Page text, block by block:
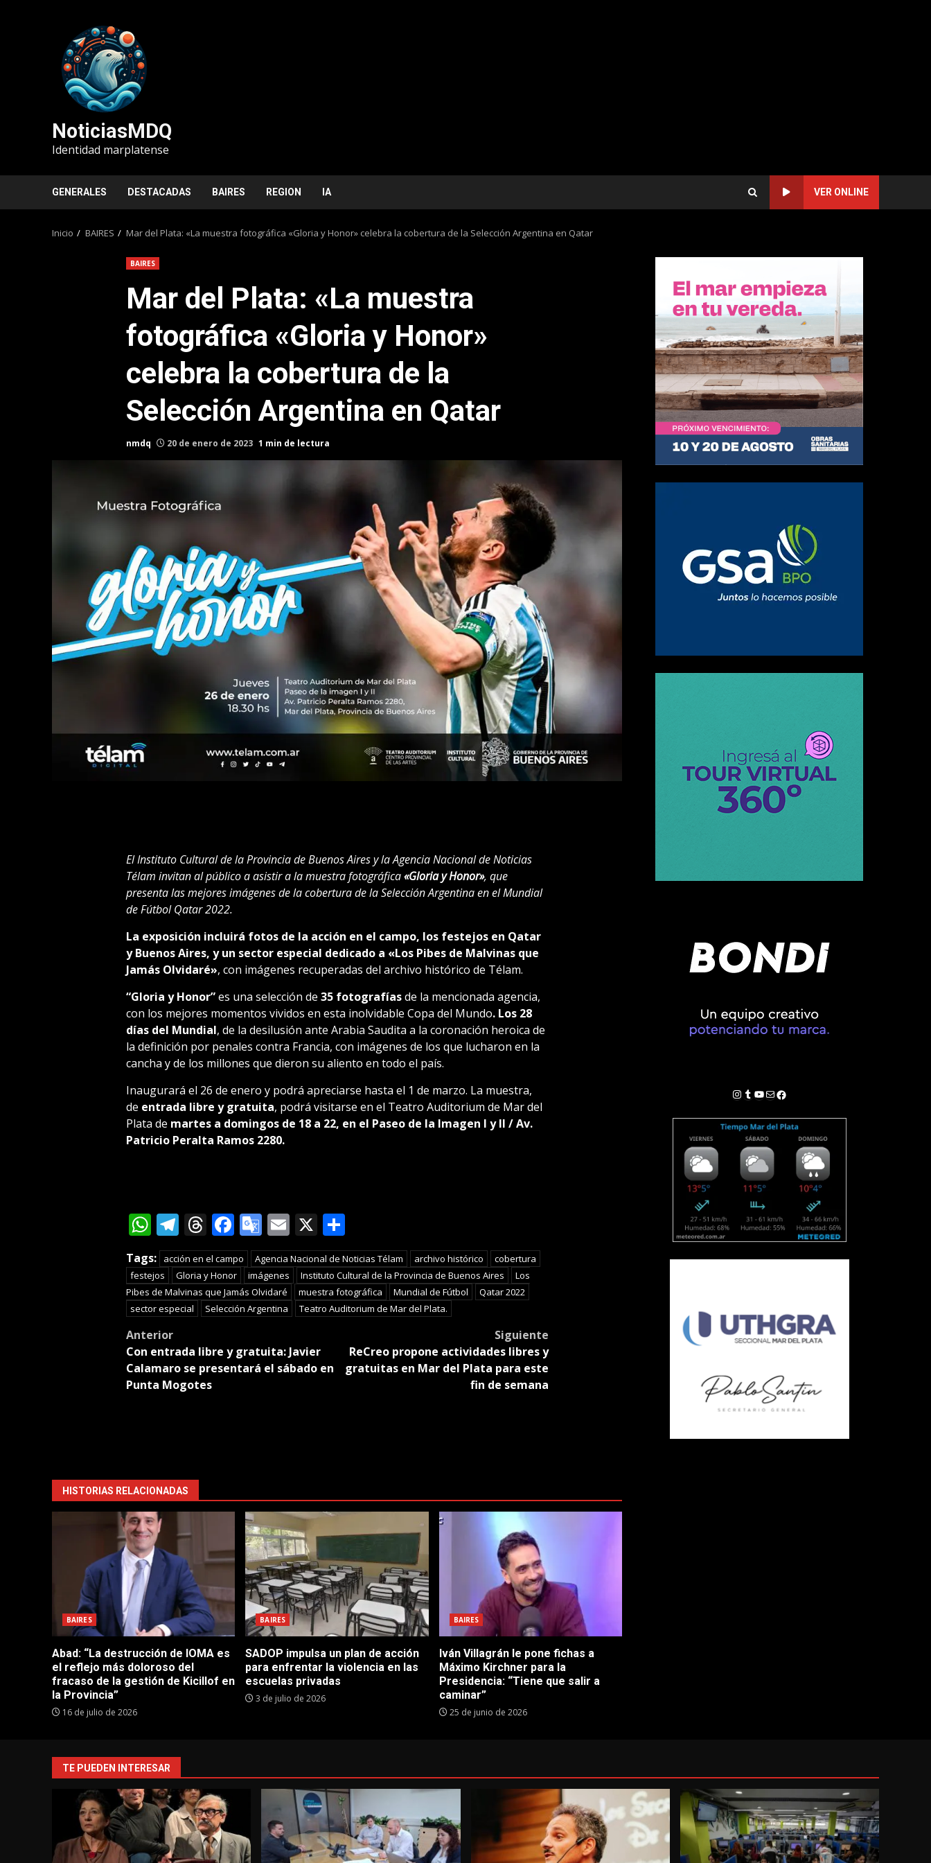
NoticiasMDQ
Identidad marplatense
GENERALES DESTACADAS BAIRES REGION IA VER ONLINE
Inicio BAIRES Mar del Plata: «La muestra fotográfica «Gloria y Honor» celebra la cobertura de la Selección Argentina en Qatar
BAIRES
Mar del Plata: «La muestra
fotográfica «Gloria y Honor»
celebra la cobertura de la
Selección Argentina en Qatar
nmdq 20 de enero de 2023 1 min de lectura
El Instituto Cultural de la Provincia de Buenos Aires y la Agencia Nacional de Noticias
Télam invitan al público a asistir a la muestra fotográfica«Gloria y Honor», que
presenta las mejores imágenes de la cobertura de la Selección Argentina en el Mundial
de Fútbol Qatar 2022.
La exposición incluirá fotos de la acción en el campo, los festejos en Qatar
y Buenos Aires, y un sector especial dedicado a «Los Pibes de Malvinas que
Jamás Olvidaré», con imágenes recuperadas del archivo histórico de Télam.
“Gloria y Honor”es una selección de 35 fotografíasde la mencionada agencia,
con los mejores momentos vividos en esta inolvidable Copa del Mundo. Los 28
días del Mundial, de la desilusión ante Arabia Saudita a la coronación heroica de
la definición por penales contra Francia, con imágenes de los que lucharon en la
cancha y de los millones que dieron su aliento en todo el país.
Inaugurará el 26 de enero y podrá apreciarse hasta el 1 de marzo. La muestra,
de entrada libre y gratuita, podrá visitarse en el Teatro Auditorium de Mar del
Plata de martes a domingos de 18 a 22, en el Paseo de la Imagen I y II / Av.
Patricio Peralta Ramos 2280.
WhatsApp
Telegram
Threads
Facebook
Google
Translate
Email
X Compartir
Tags: acción en el campo Agencia Nacional de Noticias Télam archivo histórico
cobertura
festejos
Gloria y Honor imágenes Instituto Cultural de la Provincia de Buenos Aires
Los
Pibes de Malvinas que Jamás Olvidaré
muestra fotográfica Mundial de Fútbol
Qatar 2022
sector especial
Selección Argentina Teatro Auditorium de Mar del Plata.
Post
navigation
Anterior
Con entrada libre y gratuita: Javier
Calamaro se presentará el sábado en
Punta Mogotes
Siguiente
ReCreo propone actividades libres y
gratuitas en Mar del Plata para este
fin de semana
HISTORIAS RELACIONADAS
BAIRES
Abad: “La destrucción de IOMA es
el reflejo más doloroso del
fracaso de la gestión de Kicillof en
la Provincia”
16 de julio de 2026
BAIRES
SADOP impulsa un plan de acción
para enfrentar la violencia en las
escuelas privadas
3 de julio de 2026
BAIRES
Iván Villagrán le pone fichas a
Máximo Kirchner para la
Presidencia: “Tiene que salir a
caminar”
25 de junio de 2026
Instagram
Tumblr
YouTube
Correo electrónico
Facebook
TE PUEDEN INTERESAR